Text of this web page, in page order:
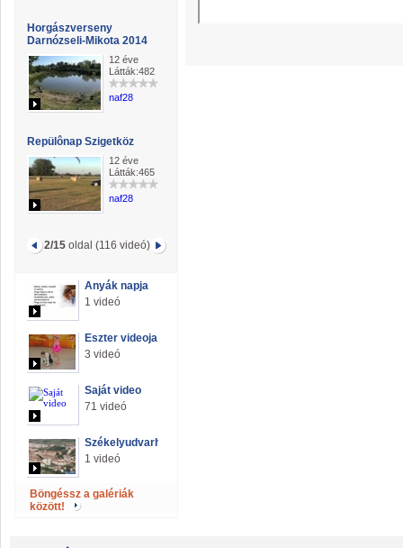
Horgászverseny
Darnózseli-Mikota 2014
12 éve
Látták:482
naf28
Repülônap Szigetköz
12 éve
Látták:465
naf28
2/15 oldal (116 videó)
Anyák napja
1 videó
Eszter videoja
3 videó
Saját video
71 videó
Székelyudvarhely
1 videó
Böngéssz a galériák
között!